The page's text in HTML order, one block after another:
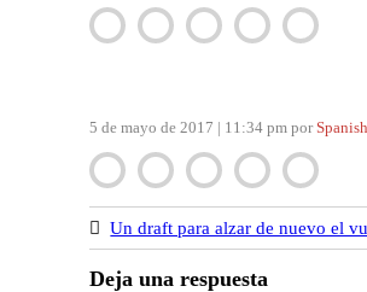
5 de mayo de 2017 | 11:34 pmpor
Un draft para alzar de nuevo el
Deja una respuesta